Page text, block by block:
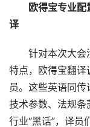
欧得宝专业配
译
针对本次大会
特点，欧得宝翻
员。这些英语同
技术参数、法规条
行业“黑话”，译员